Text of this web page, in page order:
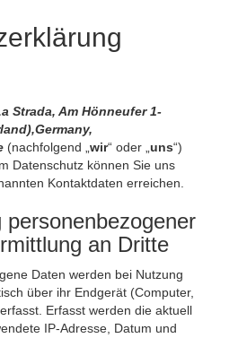
Strada, Am Hönneufer 1-
(nachfolgend „ wir“ oder „ uns“)
Datenschutz können Sie uns
Kontaktdaten erreichen.
personenbezogener
an Dritte
Daten werden bei Nutzung
über ihr Endgerät (Computer,
Erfasst werden die aktuell
IP-Adresse, Datum und